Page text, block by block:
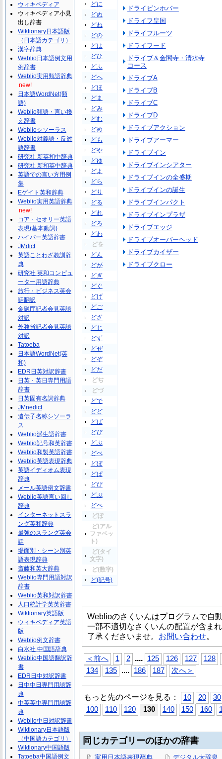
どに
どぬ
どね
どの
どは
どひ
どふ
どへ
どほ
どま
どみ
どむ
どめ
ども
どや
どゆ
どよ
どら
どり
どる
どれ
どろ
どわ
どを
どん
どが
どぎ
どぐ
どげ
どご
どざ
どじ
どず
どぜ
どぞ
どだ
どぢ
どづ
どで
どど
どば
どび
どぶ
どべ
どぼ
どぱ
どぴ
どぷ
どぺ
どぽ
ど(アル
ファベッ
ト)
ど(タイ
文字)
ど(数字)
ど(記号)
ドライビンホバー
ドライフ皇国
ドライフルーツ
ドライフード
ドライブ＆金閣寺・清水寺
コース
ドライブA
ドライブB
ドライブC
ドライブD
ドライブアクション
ドライブアーマー
ドライブイン
ドライブインシアター
ドライブインの全盛期
ドライブインの誕生
ドライブインパクト
ドライブインプラザ
ドライブエッジ
ドライブオーバーヘッド
ドライブカイザー
ドライブクロー
Weblioのさくいんはプログラムで自
一部不適切なさくいんの配置が含ま
了承くださいませ。 お問い合わせ。
＜前へ 1 2 .... 125 126 127
128
134
135 .... 186 187 次へ＞
もっと先のページを見る： 10 20
30
100
110 120 130 140 150 160
同じカテゴリーのほかの辞書
実用日本語表現辞典 デジタル大辞泉
ウィキペディア
ウィキペディア小見
出し辞書
Wiktionary日本語版
（日本語カテゴリ）
漢字辞典
Weblio日本語例文用
例辞書
Weblio実用類語辞典
new!
日本語WordNet(類
語)
Weblio類語・言い換
え辞書
Weblioシソーラス
Weblio対義語・反対
語辞書
研究社 新英和中辞典
研究社 新和英中辞典
英語での言い方用例
集
Eゲイト英和辞典
Weblio実用英語辞典
new!
コア・セオリー英語
表現(基本動詞)
ハイパー英語辞書
JMdict
英語ことわざ教訓辞
典
研究社 英和コンピュ
ーター用語辞典
旅行・ビジネス英会
話翻訳
金融庁記者会見英語
対訳
外務省記者会見英語
対訳
Tatoeba
日本語WordNet(英
和)
EDR日英対訳辞書
日英・英日専門用語
辞書
日英固有名詞辞典
JMnedict
遺伝子名称シソーラ
ス
Weblio派生語辞書
Weblio記号和英辞書
Weblio和製英語辞書
Weblio英語表現辞典
英語イディオム表現
辞典
メール英語例文辞書
Weblio英語言い回し
辞典
インターネットスラ
ング英和辞典
最強のスラング英会
話
場面別・シーン別英
語表現辞典
斎藤和英大辞典
Weblio専門用語対訳
辞書
Weblio英和対訳辞書
人口統計学英英辞書
Wiktionary英語版
ウィキペディア英語
版
Weblio例文辞書
白水社 中国語辞典
Weblio中国語翻訳辞
書
EDR日中対訳辞書
日中中日専門用語辞
典
中英英中専門用語辞
典
Weblio中日対訳辞書
Wiktionary日本語版
（中国語カテゴリ）
Wiktionary中国語版
Tatoeba中国語例文